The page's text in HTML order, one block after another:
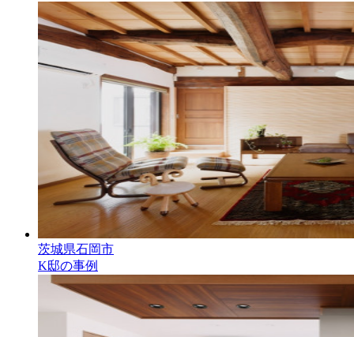
茨城県石岡市
K邸の事例